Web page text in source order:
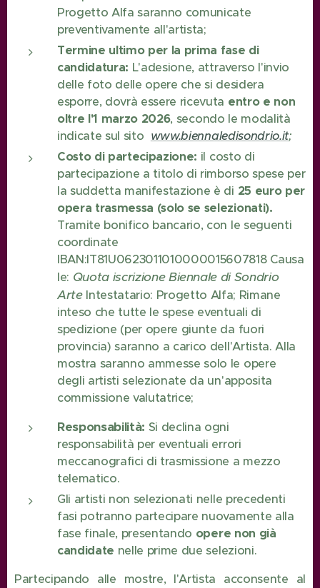
Progetto Alfa saranno comunicate
preventivamente all'artista;
Termine ultimo per la prima fase di
candidatura: L'adesione, attraverso l'invio
delle foto delle opere che si desidera
esporre, dovrà essere ricevuta entro e non
oltre l'1 marzo 2026, secondo le modalità
indicate sul sito www.biennaledisondrio.it;
Costo di partecipazione: il costo di
partecipazione a titolo di rimborso spese per
la suddetta manifestazione è di 25 euro per
opera trasmessa (solo se selezionati).
Tramite bonifico bancario, con le seguenti
coordinate
IBAN:IT81U0623011010000015607818 Causa
le: Quota iscrizione Biennale di Sondrio
Arte Intestatario: Progetto Alfa; Rimane
inteso che tutte le spese eventuali di
spedizione (per opere giunte da fuori
provincia) saranno a carico dell'Artista. Alla
mostra saranno ammesse solo le opere
degli artisti selezionate da un'apposita
commissione valutatrice;
Responsabilità: Si declina ogni
responsabilità per eventuali errori
meccanografici di trasmissione a mezzo
telematico.
Gli artisti non selezionati nelle precedenti
fasi potranno partecipare nuovamente alla
fase finale, presentando opere non già
candidate nelle prime due selezioni.
Partecipando alle mostre, l'Artista acconsente al